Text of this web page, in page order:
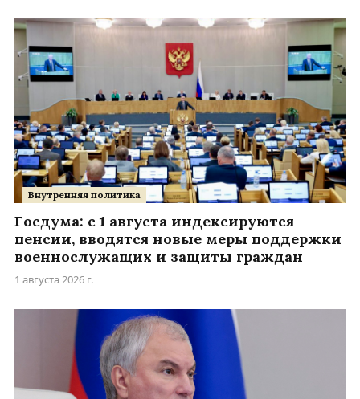
Внутренняя политика
Госдума: с 1 августа индексируются
пенсии, вводятся новые меры поддержки
военнослужащих и защиты граждан
1 августа 2026 г.